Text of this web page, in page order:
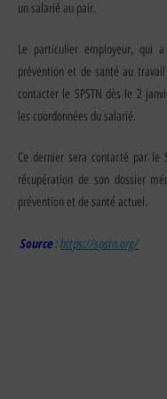
un salarié au pair.
Le particulier employeur, qui
prévention et de santé au
contacter le SPSTN dès le 2
les coordonnées du salarié.
Ce dernier sera contacté par le
récupération de son dossier
prévention et de santé actuel.
Source :https://spstn.org/